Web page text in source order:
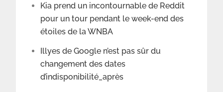
Kia prend un incontournable de Reddit
pour un tour pendant le week-end des
étoiles de la WNBA
Illyes de Google n’est pas sûr du
changement des dates
d’indisponibilité_après